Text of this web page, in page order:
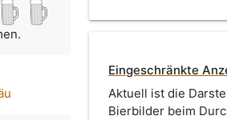
Eingeschränkte
Aktuell ist die
Bierbilder beim